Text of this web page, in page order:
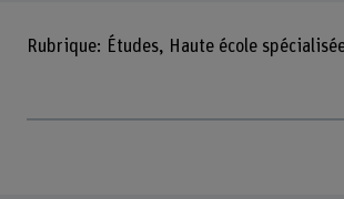
Rubrique: Études, Haute école